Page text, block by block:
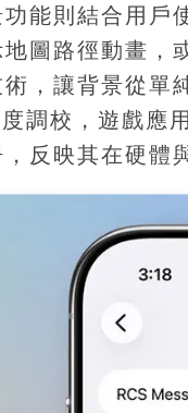
能則結合用戶
圖路徑動畫，
，讓背景從單
調校，遊戲應
反映其在硬體